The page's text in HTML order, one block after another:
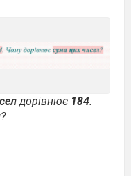
дорівнює 184.
?